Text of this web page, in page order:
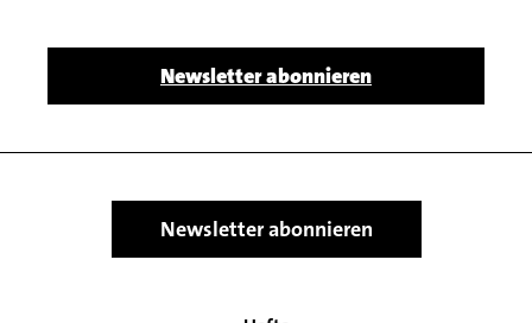
Newsletter abonnieren
Newsletter abonnieren